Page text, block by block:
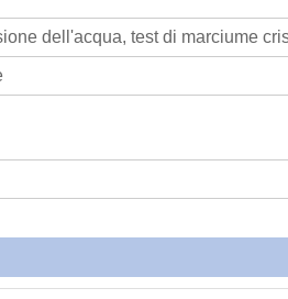
dell'acqua, test di marciume